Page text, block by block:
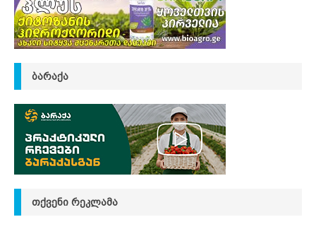
ᲑᲐᲠᲐᲥᲐ
ᲗᲥᲕᲔᲜᲘ ᲠᲔᲙᲚᲐᲛᲐ